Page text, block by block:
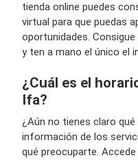
tienda online puedes
virtual para que puedas
oportunidades.
y ten a mano el único el
¿Cuál es el
Ifa?
¿Aún no tienes claro
información de los
qué preocuparte.